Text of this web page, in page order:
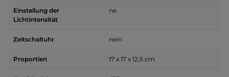
Einstellung der
Lichtintensität
ne
Zeitschaltuhr nein
Proportien 17 x 17 x 12,5 cm